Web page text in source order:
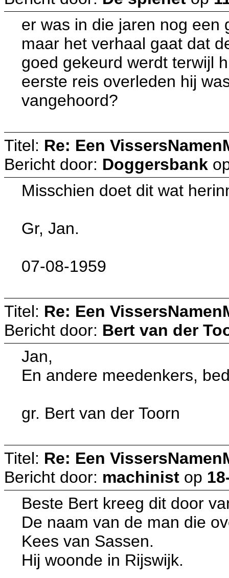
er was in die jaren nog een
maar het verhaal gaat dat
goed gekeurd werdt terwijl
eerste reis overleden hij
vangehoord?
Titel: Re: Een
Bericht door: Doggersbank
Misschien doet dit wat
Gr, Jan.
07-08-1959
Titel: Re: Een
Bericht door: Bert van der
Jan,
En andere meedenkers,
gr. Bert van der Toorn
Titel: Re: Een
Bericht door: machinist op
Beste Bert kreeg dit door
De naam van de man die
Kees van Sassen.
Hij woonde in Rijswijk.